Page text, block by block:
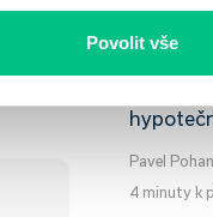
Povolit vše
2026
tlakem a
růstu.
Pavel
4 minuty k